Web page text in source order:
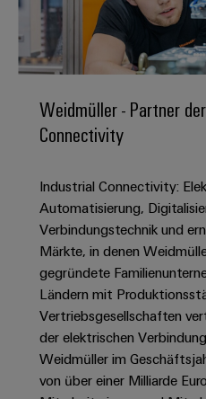
erlebbar
werden.
Datencenter
und
Produkte
für
effizient,
zuverlässig,
skalierbar
Energiespeicher
Lösungen
und
Produkte
Energiespeichersysteme
(ESS)
DC-
u-
OS
Computing
Industrial
5G
Single
Pair
Ethernet
Gehäusesysteme
und
komponenten
und
-
komponenten
Anschlussleitungen,
Patchkabel
und
Kabel
SPS
Fast
Delivery
Beratung
und
digitale
Planung
easyConnect
-
Ihre
Industrial
Service
Platform
Vertrieb
uns
Promotionfahrzeug
Distribution
für
unsere
Partner
Vertrieb
Großhandelssuche
News
Weidmüller
Zahlen
Fakten
Unser
Nachhaltigkeit
Weidmüller
Academy
People
&
Culture
Compliance
Stellen
für
Berufserfahrene
Für
Praktika
Abschlussarbeiten
Neuanfang
für
Studienabbrecher
Weidmüller - Partner
Connectivity
Industrial Connectivity:
Automatisierung,
Verbindungstechnik und
Märkte, in denen
gegründete
Ländern mit
Vertriebsgesellschaften
der elektrischen
Weidmüller im
von über einer Milliarde